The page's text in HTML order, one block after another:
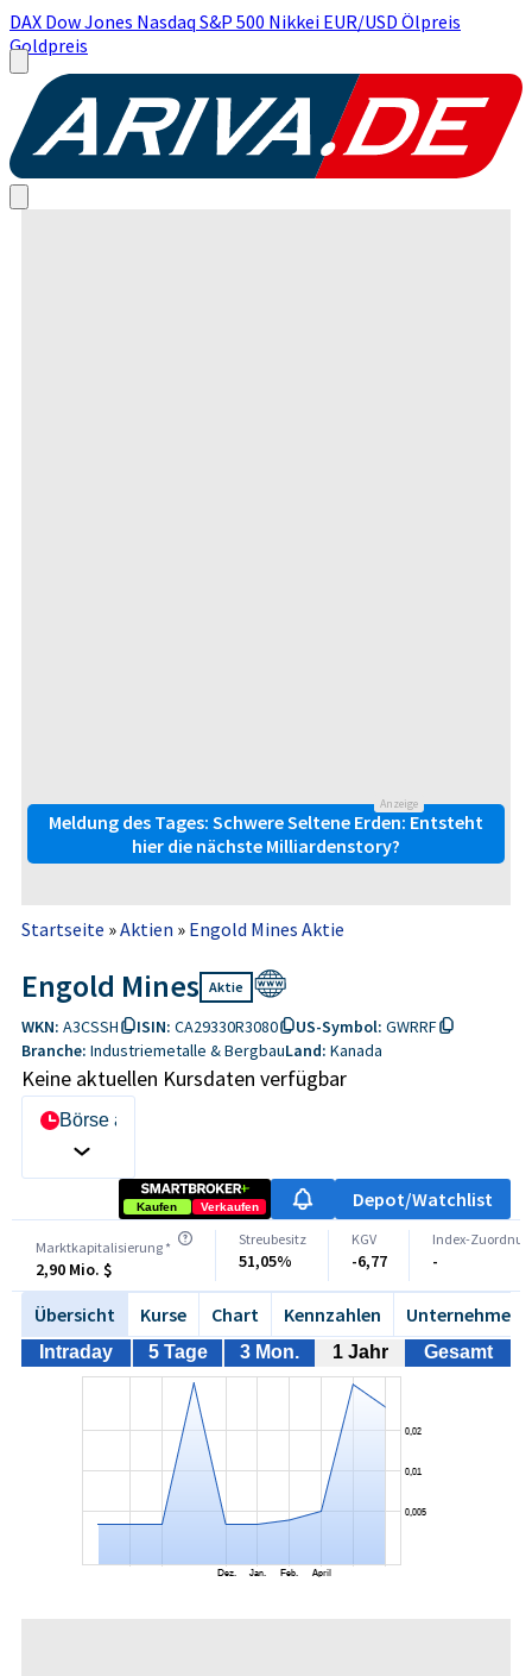
DAX Dow Jones Nasdaq S&P 500 Nikkei EUR/USD Ölpreis
Goldpreis
Anzeige
Meldung des Tages: Schwere Seltene Erden: Entsteht
hier die nächste Milliardenstory?
Startseite »Aktien » Engold Mines Aktie
Engold Mines Aktie
WKN: A3CSSH ISIN: CA29330R3080 US-Symbol: GWRRF
Branche: Industriemetalle & BergbauLand: Kanada
Keine aktuellen Kursdaten verfügbar
Börse auswählen
Kaufen Verkaufen Depot/Watchlist
Marktkapitalisierung *
2,90 Mio. $
Streubesitz
51,05%
KGV
-6,77
Index-
-
Übersicht Kurse Chart Kennzahlen Unternehmen
Intraday 5 Tage 3 Mon. 1 Jahr Gesamt